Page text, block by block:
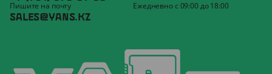
Пишите на почту
SALES@YANS.KZ
Ежедневно с 09:00 до 18:00